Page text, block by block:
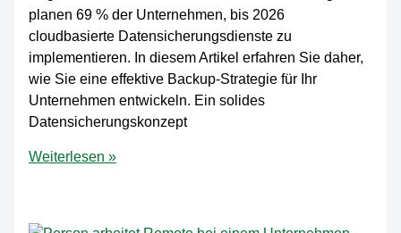
planen 69 % der Unternehmen, bis 2026
cloudbasierte Datensicherungsdienste zu
implementieren. In diesem Artikel erfahren Sie daher,
wie Sie eine effektive Backup-Strategie für Ihr
Unternehmen entwickeln. Ein solides
Datensicherungskonzept
Die
Strategien
Weiterlesen »